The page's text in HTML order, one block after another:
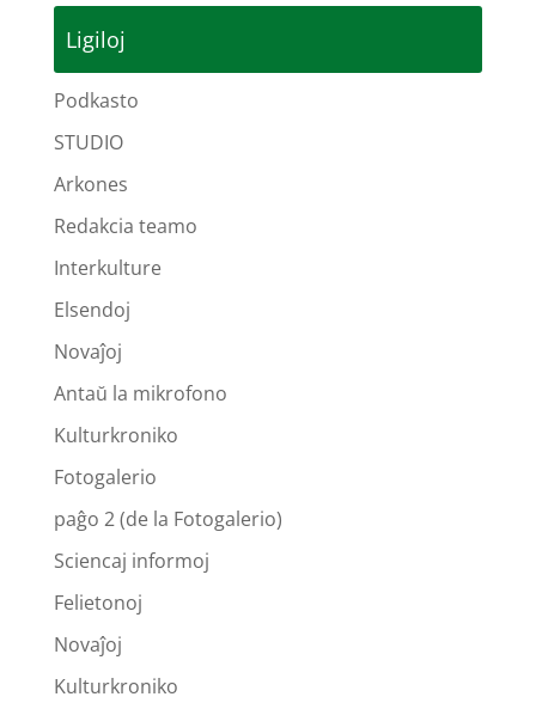
Ligiloj
Podkasto
STUDIO
Arkones
Redakcia teamo
Interkulture
Elsendoj
Novaĵoj
Antaŭ la mikrofono
Kulturkroniko
Fotogalerio
paĝo 2 (de la Fotogalerio)
Sciencaj informoj
Felietonoj
Novaĵoj
Kulturkroniko